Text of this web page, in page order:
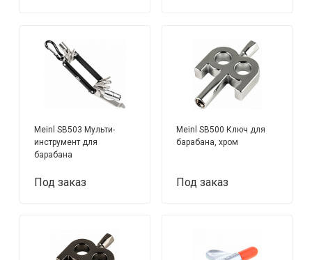
Meinl SB503 Мульти-
инструмент для
барабана
Под заказ
Meinl SB500 Ключ для
барабана, хром
Под заказ